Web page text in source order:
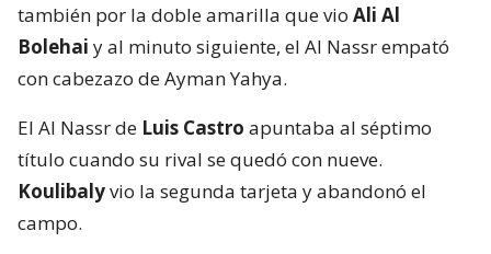
también por la doble amarilla que vio Ali Al
Bolehai y al minuto siguiente, el Al Nassr empató
con cabezazo de Ayman Yahya.
El Al Nassr de Luis Castro apuntaba al séptimo
título cuando su rival se quedó con nueve.
Koulibalyvio la segunda tarjeta y abandonó el
campo.